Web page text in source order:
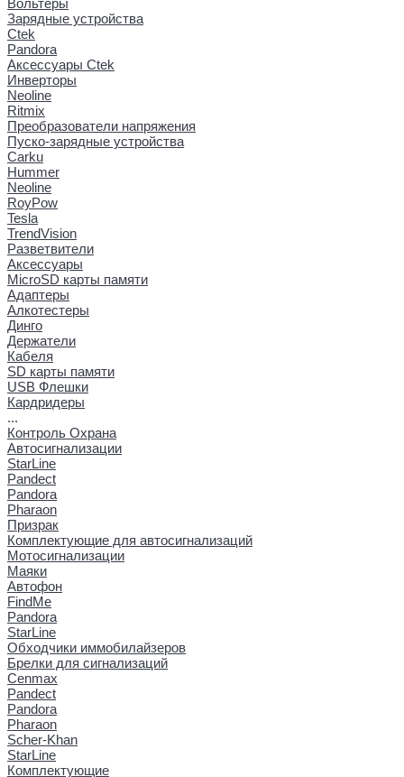
Вольтеры
Зарядные устройства
Ctek
Pandora
Аксессуары Ctek
Инверторы
Neoline
Ritmix
Преобразователи напряжения
Пуско-зарядные устройства
Carku
Hummer
Neoline
RoyPow
Tesla
TrendVision
Разветвители
Аксессуары
MicroSD карты памяти
Адаптеры
Алкотестеры
Динго
Держатели
Кабеля
SD карты памяти
USB Флешки
Кардридеры
...
Контроль Охрана
Автосигнализации
StarLine
Pandect
Pandora
Pharaon
Призрак
Комплектующие для автосигнализаций
Мотосигнализации
Маяки
Автофон
FindMe
Pandora
StarLine
Обходчики иммобилайзеров
Брелки для сигнализаций
Cenmax
Pandect
Pandora
Pharaon
Scher-Khan
StarLine
Комплектующие